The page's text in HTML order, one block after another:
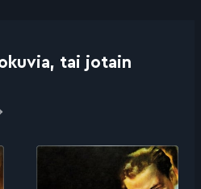
tai jotain